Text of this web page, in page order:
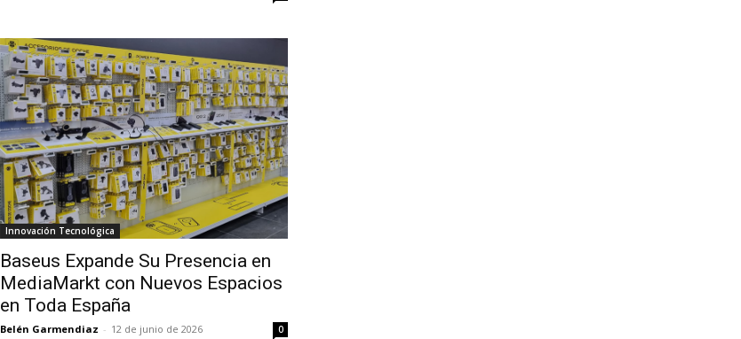
Innovación Tecnológica
Baseus Expande Su Presencia en
MediaMarkt con Nuevos Espacios
en Toda España
Belén Garmendiaz - 12 de junio de 2026 0